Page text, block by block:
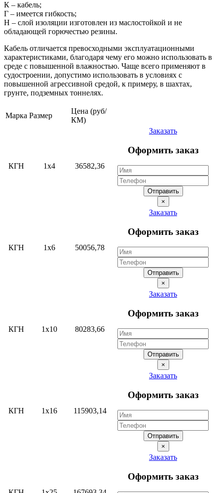
К – кабель;
Г – имеется гибкость;
Н – слой изоляции изготовлен из маслостойкой и не
обладающей горючестью резины.
Кабель отличается превосходными эксплуатационными
характеристиками, благодаря чему его можно использовать в
среде с повышенной влажностью. Чаще всего применяют в
судостроении, допустимо использовать в условиях с
повышенной агрессивной средой, к примеру, в шахтах,
грунте, подземных тоннелях.
Марка Размер
Цена (руб/
КМ)
КГН 1х4 36582,36
Заказать
Оформить заказ
Отправить
×
КГН 1х6 50056,78
Заказать
Оформить заказ
Отправить
×
КГН 1х10 80283,66
Заказать
Оформить заказ
Отправить
×
КГН 1х16 115903,14
Заказать
Оформить заказ
Отправить
×
Заказать
Оформить заказ